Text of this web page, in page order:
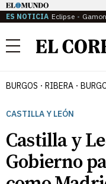
ES NOTICIA Eclipse
Menú
BURGOS RIBERA
CASTILLA Y LEÓN
Castilla y
Gobierno